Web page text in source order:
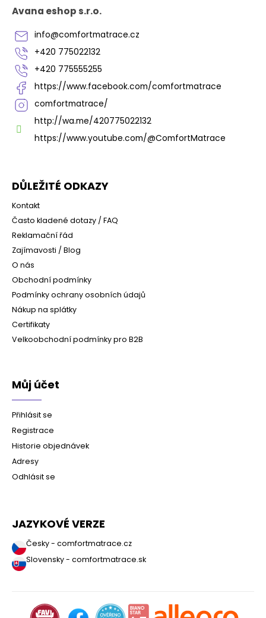
Avana eshop s.r.o.
info@comfortmatrace.cz
+420 775022132
+420 775555255
https://www.facebook.com/comfortmatrace
comfortmatrace/
http://wa.me/420775022132
https://www.youtube.com/@ComfortMatrace
DŮLEŽITÉ ODKAZY
Kontakt
Často kladené dotazy / FAQ
Reklamační řád
Zajímavosti / Blog
O nás
Obchodní podmínky
Podmínky ochrany osobních údajů
Nákup na splátky
Certifikaty
Velkoobchodní podmínky pro B2B
Můj účet
Přihlásit se
Registrace
Historie objednávek
Adresy
Odhlásit se
JAZYKOVÉ VERZE
Česky - comfortmatrace.cz
Slovensky - comfortmatrace.sk